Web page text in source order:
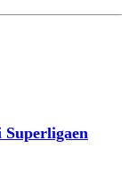
Superligaen